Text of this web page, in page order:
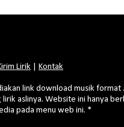
Lirik Kontak
link download musik
aslinya. Website ini hanya
pada menu web ini. *